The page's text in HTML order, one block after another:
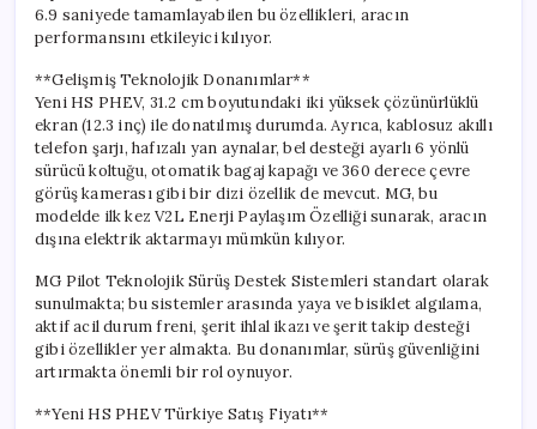
6.9 saniyede tamamlayabilen bu özellikleri, aracın
performansını etkileyici kılıyor.
**Gelişmiş Teknolojik Donanımlar**
Yeni HS PHEV, 31.2 cm boyutundaki iki yüksek çözünürlüklü
ekran (12.3 inç) ile donatılmış durumda. Ayrıca, kablosuz akıllı
telefon şarjı, hafızalı yan aynalar, bel desteği ayarlı 6 yönlü
sürücü koltuğu, otomatik bagaj kapağı ve 360 derece çevre
görüş kamerası gibi bir dizi özellik de mevcut. MG, bu
modelde ilk kez V2L Enerji Paylaşım Özelliği sunarak, aracın
dışına elektrik aktarmayı mümkün kılıyor.
MG Pilot Teknolojik Sürüş Destek Sistemleri standart olarak
sunulmakta; bu sistemler arasında yaya ve bisiklet algılama,
aktif acil durum freni, şerit ihlal ikazı ve şerit takip desteği
gibi özellikler yer almakta. Bu donanımlar, sürüş güvenliğini
artırmakta önemli bir rol oynuyor.
**Yeni HS PHEV Türkiye Satış Fiyatı**